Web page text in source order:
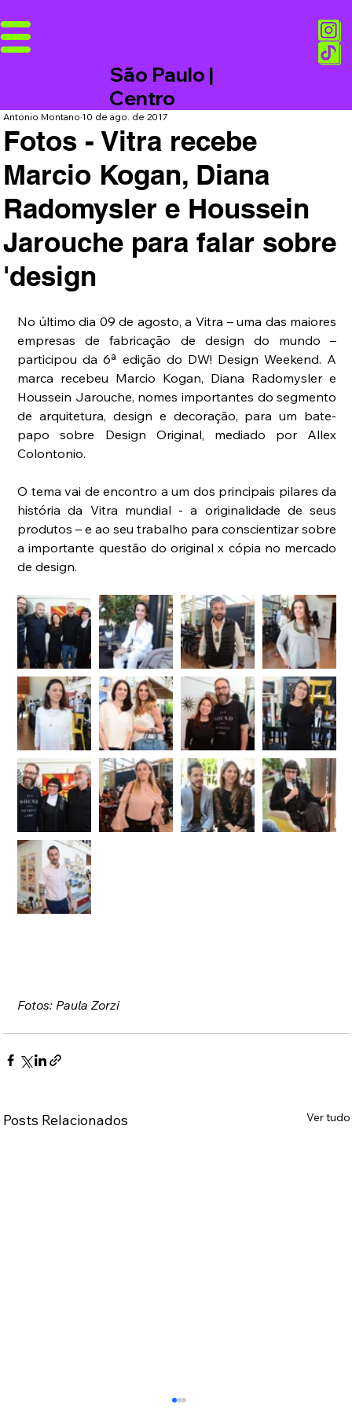
São Paulo |
Centro
Fotos - Vitra recebe
Marcio Kogan, Diana
Radomysler e Houssein
Jarouche para falar sobre
'design
Antonio Montano10 de ago. de 2017
No último dia 09 de agosto, a Vitra – uma das maiores
empresas de fabricação de design do mundo –
participou da 6ª edição do DW! Design Weekend. A
marca recebeu Marcio Kogan, Diana Radomysler e
Houssein Jarouche, nomes importantes do segmento
de arquitetura, design e decoração, para um bate-
papo sobre Design Original, mediado por Allex
Colontonio.
O tema vai de encontro a um dos principais pilares da
história da Vitra mundial - a originalidade de seus
produtos – e ao seu trabalho para conscientizar sobre
a importante questão do original x cópia no mercado
de design.
Fotos: Paula Zorzi
Posts Relacionados Ver tudo